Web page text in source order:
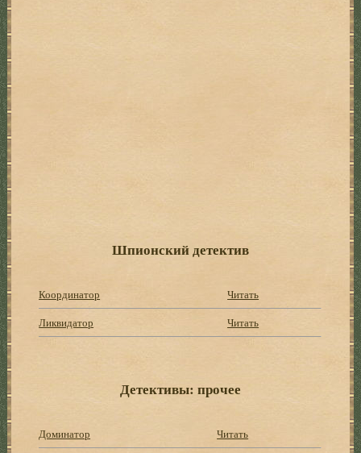
Шпионский детектив
Координатор
Читать
Ликвидатор
Читать
Детективы: прочее
Доминатор Читать